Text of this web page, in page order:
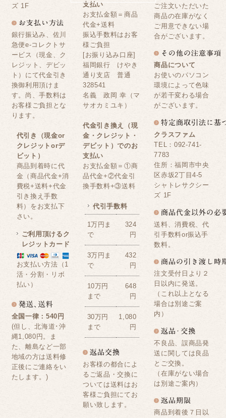
ズ 1F
銀行振込み、佐川
急便e-コレクトサ
ービス（現金、ク
レジット、デビッ
ト）にて代金引き
換御利用頂けま
す。尚、手数料は
お客様ご負担とな
ります。
代引き（現金or
クレジットorデ
ビット）
商品到着時に代
金（商品代金+消
費税+送料+代金
引き換え手数
料）をお支払下
さい。
ご利用頂けるク
レジットカード
お支払い方法（1
活・分割・リボ
払い）
全国一律：540円
(但し、北海道･沖
縄1,080円。ま
た、離島など一部
地域の方は送料修
正後にご連絡をい
たします。)
支払い
お支払金額＝商品
代金+送料
振込手数料はお客
様ご負担
[お振り込み口座]
福岡銀行 けやき
通り支店 普通
328541
名義 政岡 幸（マ
サオカミユキ）
代金引き換え（現
金・クレジット・
デビット）でのお
支払い
お支払金額＝①商
品代金+②代金引
換手数料+③送料
代引手数料
1万円ま
で
324
円
3万円ま
で
432
円
10万円
まで
648
円
30万円
まで
1,080
円
お客様の都合によ
るご返品・交換に
ついては送料はお
客様ご負担にてお
願い致します。
ご注文いただいた
商品の在庫がなく
ご用意できない場
合がございます。
商品について
お使いのパソコン
環境によって色味
が若干変わる場合
がございます。
クラスファム
TEL：092-741-
7783
住所：福岡市中央
区赤坂2丁目4-5
シャトレサクシー
ズ 1F
送料、消費税、代
引手数料or振込手
数料。
注文受付日より２
日以内に発送。
（これ以上となる
場合は別途ご案
内）
不良品、誤商品発
送に関しては良品
とご交換。
（在庫がない場合
は別途ご案内）
商品到着後７日以